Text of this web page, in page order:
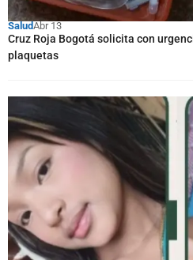
SaludAbr 13
Cruz Roja Bogotá solicita con
plaquetas